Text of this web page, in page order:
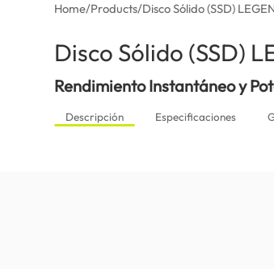
Home/Products/Disco Sólido (SSD)
Disco Sólido (SSD)
Rendimiento Instantáneo y
Descripción Especificaciones